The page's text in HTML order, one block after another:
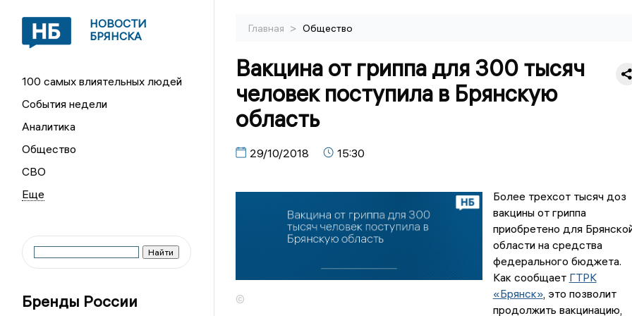
НОВОСТИ
БРЯНСКА
100 самых влиятельных людей
События недели
Аналитика
Общество
СВО
Бренды России
Главная > Общество
Вакцина от гриппа для 300 тысяч
человек поступила в Брянскую
область
29/10/2018 15:30
©
Более трехсот тысяч доз
вакцины от гриппа
приобретено для
области на средства
федерального бюджета.
Как сообщает ГТРК
«Брянск», это позволит
продолжить вакцинацию,